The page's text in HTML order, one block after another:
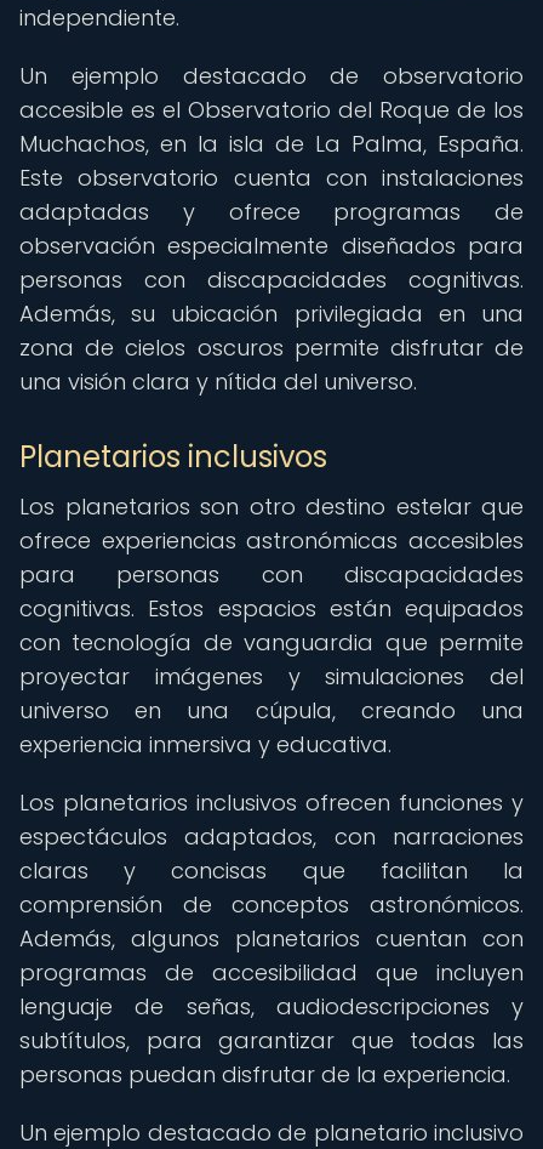
independiente.
Un ejemplo destacado de observatorio
accesible es el Observatorio del Roque de los
Muchachos, en la isla de La Palma, España.
Este observatorio cuenta con instalaciones
adaptadas y ofrece programas de
observación especialmente diseñados para
personas con discapacidades cognitivas.
Además, su ubicación privilegiada en una
zona de cielos oscuros permite disfrutar de
una visión clara y nítida del universo.
Planetarios inclusivos
Los planetarios son otro destino estelar que
ofrece experiencias astronómicas accesibles
para personas con discapacidades
cognitivas. Estos espacios están equipados
con tecnología de vanguardia que permite
proyectar imágenes y simulaciones del
universo en una cúpula, creando una
experiencia inmersiva y educativa.
Los planetarios inclusivos ofrecen funciones y
espectáculos adaptados, con narraciones
claras y concisas que facilitan la
comprensión de conceptos astronómicos.
Además, algunos planetarios cuentan con
programas de accesibilidad que incluyen
lenguaje de señas, audiodescripciones y
subtítulos, para garantizar que todas las
personas puedan disfrutar de la experiencia.
Un ejemplo destacado de planetario inclusivo